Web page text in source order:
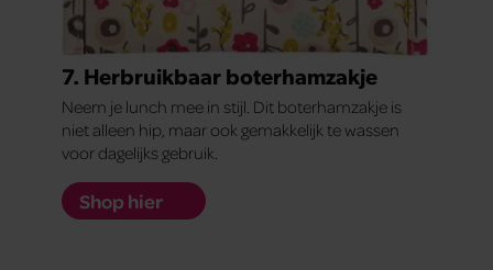
7. Herbruikbaar boterhamzakje
Neem je lunch mee in stijl. Dit boterhamzakje is
niet alleen hip, maar ook gemakkelijk te wassen
voor dagelijks gebruik.
Shop hier